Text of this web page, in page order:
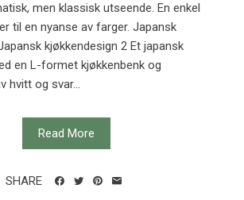
men klassisk utseende. En enkel
til en nyanse av farger. Japansk
kjøkkendesign 2 Et japansk
en L-formet kjøkkenbenk og
hvitt og svar...
Read More
SHARE